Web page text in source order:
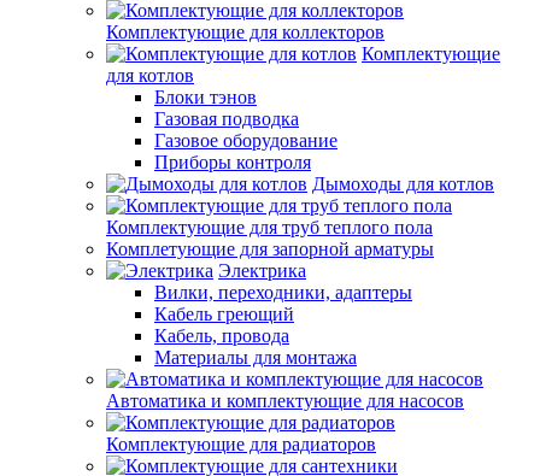
Комплектующие для коллекторов
Комплектующие
для котлов
Блоки тэнов
Газовая подводка
Газовое оборудование
Приборы контроля
Дымоходы для котлов
Комплектующие для труб теплого пола
Комплетующие для запорной арматуры
Электрика
Вилки, переходники, адаптеры
Кабель греющий
Кабель, провода
Материалы для монтажа
Автоматика и комплектующие для насосов
Комплектующие для радиаторов